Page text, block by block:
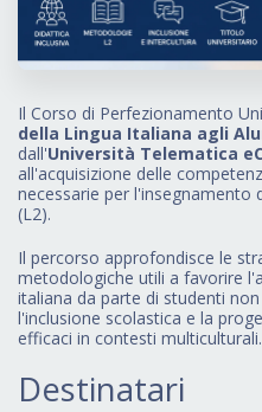
Il Corso di Perfezionamento
della Lingua Italiana agli
dall'Università Telematica
all'acquisizione delle
necessarie per l'insegnamento
(L2).
Il percorso approfondisce le
metodologiche utili a favorire
italiana da parte di studenti
l'inclusione scolastica e la
efficaci in contesti multiculturali.
Destinatari